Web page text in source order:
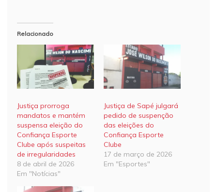
Relacionado
Justiça prorroga
mandatos e mantém
suspensa eleição do
Confiança Esporte
Clube após suspeitas
de irregularidades
8 de abril de 2026
Em "Notícias"
Justiça de Sapé julgará
pedido de suspenção
das eleições do
Confiança Esporte
Clube
17 de março de 2026
Em "Esportes"